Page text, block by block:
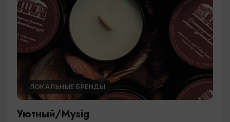
ЛОКАЛЬНЫЕ БРЕНДЫ
Уютный/Mysig